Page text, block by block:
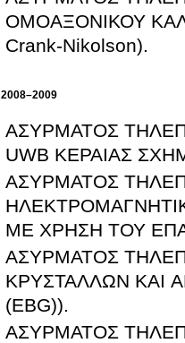
ΟΜΟΑΞΟΝΙΚΟΥ
Crank-Nikolson).
2008–2009
ΑΣΥΡΜΑΤΟΣ
UWB ΚΕΡΑΙΑΣ
ΑΣΥΡΜΑΤΟΣ
ΜΕ ΧΡΗΣΗ ΤΟΥ
ΑΣΥΡΜΑΤΟΣ
ΚΡΥΣΤΑΛΛΩΝ ΚΑΙ
(EBG)).
ΑΣΥΡΜΑΤΟΣ